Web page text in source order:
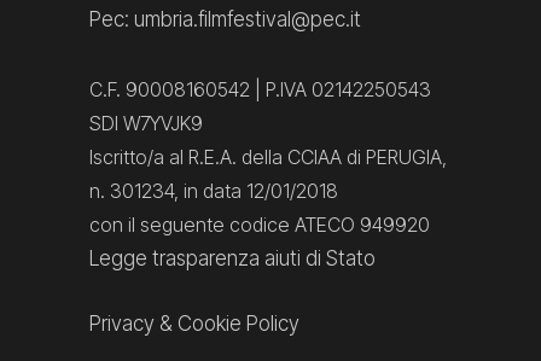
Pec: umbria.filmfestival@pec.it
C.F. 90008160542 | P.IVA 02142250543
SDI W7YVJK9
Iscritto/a al R.E.A. della CCIAA di PERUGIA,
n. 301234, in data 12/01/2018
con il seguente codice ATECO 949920
Legge trasparenza aiuti di Stato
Privacy & Cookie Policy